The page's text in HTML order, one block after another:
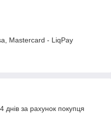
Mastercard - LiqPay
за рахунок покупця